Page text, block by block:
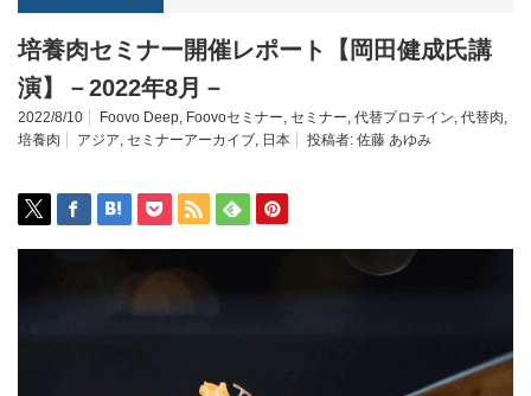
培養肉セミナー開催レポート【岡田健成氏講
演】－2022年8月－
2022/8/10 Foovo Deep, Foovoセミナー, セミナー, 代替プロテイン, 代替肉,
培養肉
アジア, セミナーアーカイブ, 日本 投稿者: 佐藤 あゆみ